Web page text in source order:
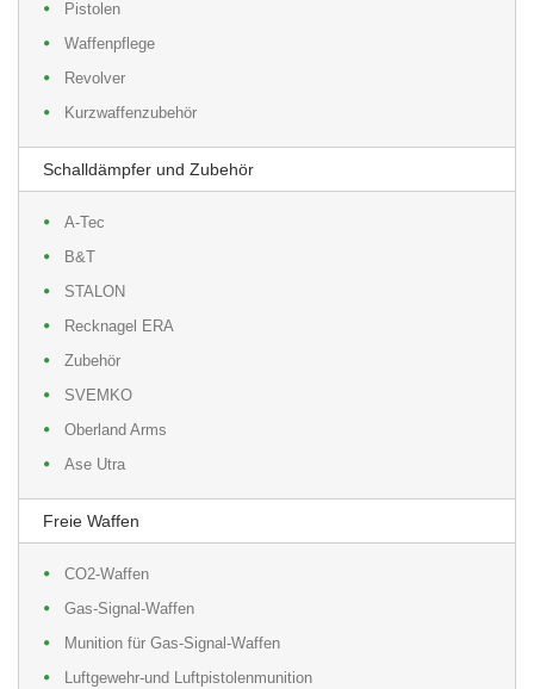
Pistolen
Waffenpflege
Revolver
Kurzwaffenzubehör
Schalldämpfer und Zubehör
A-Tec
B&T
STALON
Recknagel ERA
Zubehör
SVEMKO
Oberland Arms
Ase Utra
Freie Waffen
CO2-Waffen
Gas-Signal-Waffen
Munition für Gas-Signal-Waffen
Luftgewehr-und Luftpistolenmunition